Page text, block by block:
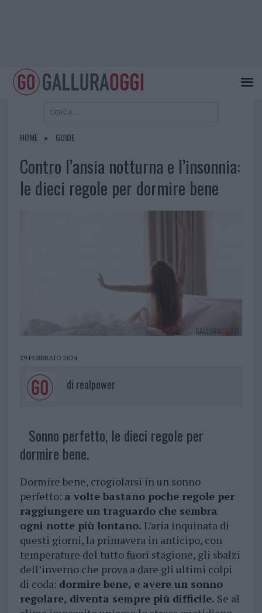
HOME GUIDE
Contro l’ansia notturna e l’insonnia:
le dieci regole per dormire bene
29 FEBBRAIO 2024
di realpower
Sonno perfetto, le dieci regole per
dormire bene.
Dormire bene, crogiolarsi in un sonno
perfetto: a volte bastano poche regole per
raggiungere un traguardo che sembra
ogni notte più lontano. L’aria inquinata di
questi giorni, la primavera in anticipo, con
temperature del tutto fuori stagione, gli sbalzi
dell’inverno che prova a dare gli ultimi colpi
di coda: dormire bene, e avere un sonno
regolare, diventa sempre più difficile. Se al